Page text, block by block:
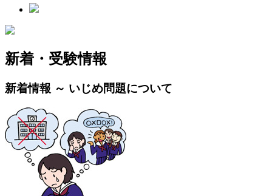
新着・受験情報
新着情報 ～ いじめ問題について